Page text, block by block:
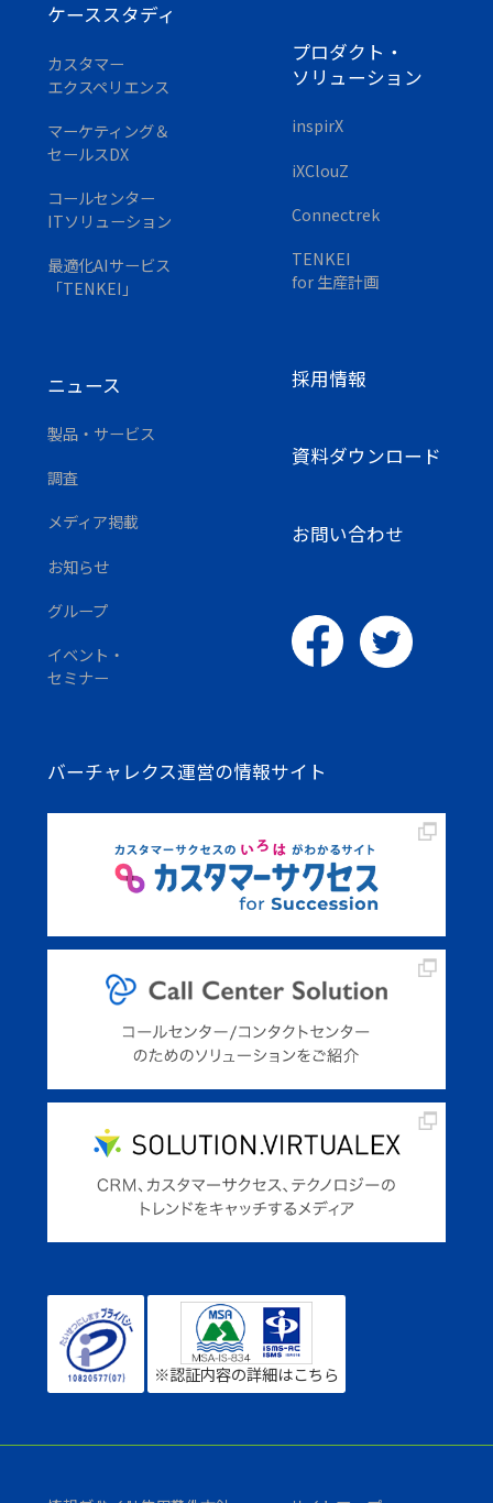
ケーススタディ
カスタマー
エクスペリエンス
マーケティング＆
セールスDX
コールセンター
ITソリューション
最適化AIサービス
「TENKEI」
ニュース
製品・サービス
調査
メディア掲載
お知らせ
グループ
イベント・
セミナー
プロダクト・
ソリューション
inspirX
iXClouZ
Connectrek
TENKEI
for 生産計画
採用情報
資料ダウンロード
お問い合わせ
バーチャレクス運営の情報サイト
※認証内容の詳細はこちら